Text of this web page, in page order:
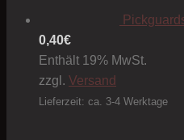
0,40€
Enthält 19% MwSt.
zzgl. Versand
Lieferzeit: ca. 3-4 Werktage